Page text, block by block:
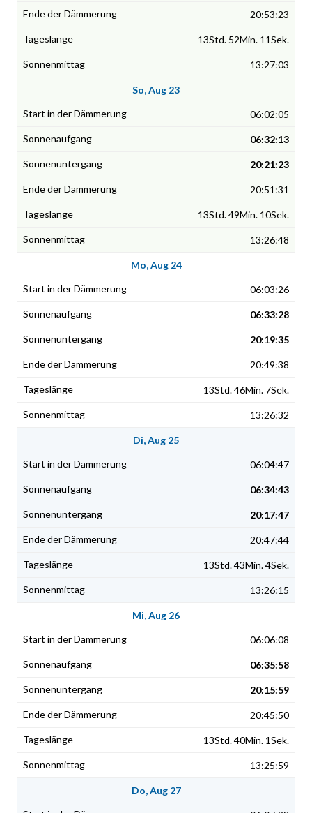
20:53:23
13Std. 52Min. 11Sek.
13:27:03
So, Aug 23
06:02:05
06:32:13
20:21:23
20:51:31
13Std. 49Min. 10Sek.
13:26:48
Mo, Aug 24
06:03:26
06:33:28
20:19:35
20:49:38
13Std. 46Min. 7Sek.
13:26:32
Di, Aug 25
06:04:47
06:34:43
20:17:47
20:47:44
13Std. 43Min. 4Sek.
13:26:15
Mi, Aug 26
06:06:08
06:35:58
20:15:59
20:45:50
13Std. 40Min. 1Sek.
13:25:59
Do, Aug 27